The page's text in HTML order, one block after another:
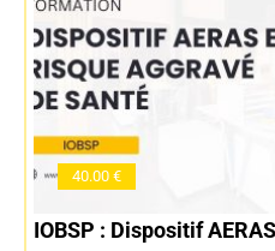
40.00 €
IOBSP : Dispositif